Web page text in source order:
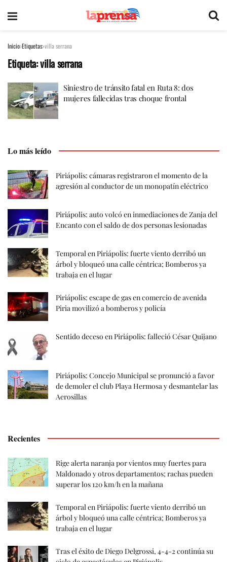
Inicio Etiquetas villa serrana
Etiqueta:villa serrana
Siniestro de tránsito fatal en Ruta 8: dos
mujeres fallecidas tras choque frontal
Lo más leído
Piriápolis: cámaras registraron el momento de la
agresión al conductor de un monopatín eléctrico
Piriápolis: auto volcó en inmediaciones de Zanja del
Encanto con el saldo de dos personas lesionadas
Temporal en Piriápolis: fuerte viento derribó un
árbol y bloqueó una calle céntrica; Bomberos ya
trabaja en el lugar
Piriápolis: escape de gas en comercio de avenida
Piria movilizó a bomberos y policía
Sentido deceso en Piriápolis: falleció César Quijano
Piriápolis: Concejo Municipal se pronunció a favor
de demoler el club Playa Hermosa y desmantelar las
Aerosillas
Recientes
Rige alerta naranja por vientos muy fuertes para
Maldonado y otros departamentos; rachas pueden
superar los 120 km/h en la mañana
Temporal en Piriápolis: fuerte viento derribó un
árbol y bloqueó una calle céntrica; Bomberos ya
trabaja en el lugar
Tras el éxito de Diego Delgrossi, 4-4-2 continúa su